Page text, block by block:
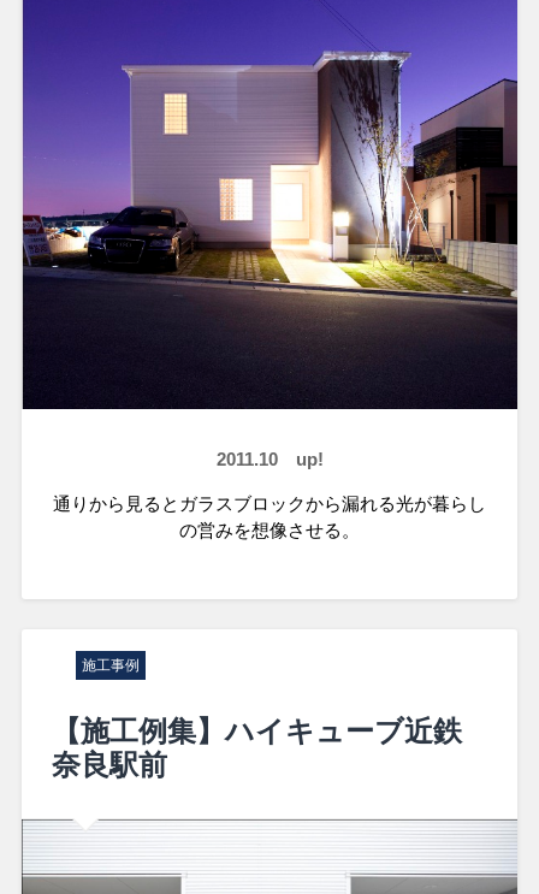
2011.10 up!
通りから見るとガラスブロックから漏れる光が暮らし
の営みを想像させる。
施工事例
【施工例集】ハイキューブ近鉄
奈良駅前